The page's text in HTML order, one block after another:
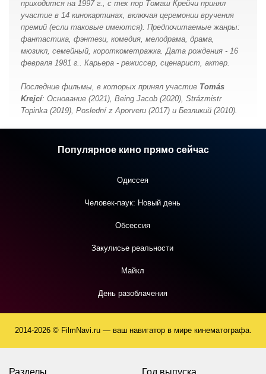
приходится на 1997 г., с тех пор Томаш Крейчи принял
участие в 14 кинокартинах, включая церемонии вручения
премий (если таковые имеются). Предпочитаемые жанры:
фантастика, фэнтези, комедия, мелодрама, драма,
мюзикл, семейный, короткометражка. Дата рождения - 16
февраля 1981 г.. Карьера - режиссер, сценарист, актер.
Последние фильмы, в которых принял участие Tomás
Krejcí: Основание (2021), Being Jacob (2020), Strázmistr
Topinka (2019), Poslední z Aporveru (2017) и Безликий (2010).
Популярное кино прямо сейчас
Одиссея
Человек-паук: Новый день
Обсессия
Закулисье реальности
Майкл
День разоблачения
2014-2026 © FilmNavi.ru — ваш навигатор в мире кинематографа.